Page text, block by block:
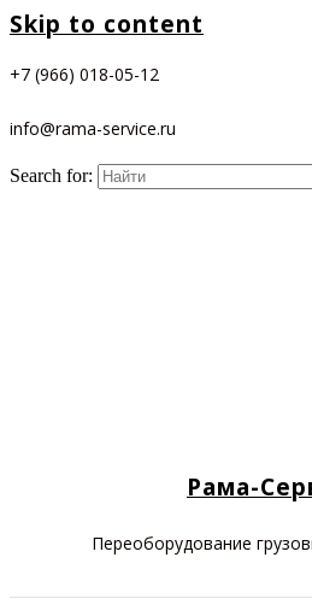
Skip to content
+7 (966) 018-05-12
info@rama-service.ru
Search for:
Рама-
Переоборудование